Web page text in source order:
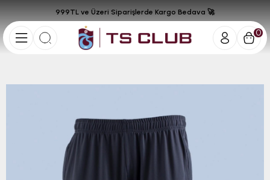
0
999TL ve Üzeri Siparişlerde Kargo Bedava 🚀